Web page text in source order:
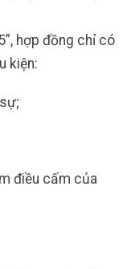
hợp đồng chỉ có
kiện:
điều cấm của